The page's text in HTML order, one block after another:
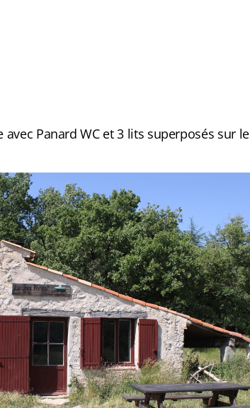
avec Panard WC et 3 lits superposés sur le